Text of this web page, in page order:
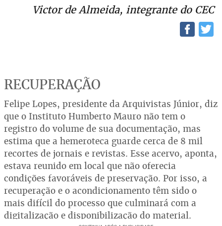
Victor de Almeida, integrante do CEC
RECUPERAÇÃO
Felipe Lopes, presidente da Arquivistas Júnior, diz
que o Instituto Humberto Mauro não tem o
registro do volume de sua documentação, mas
estima que a hemeroteca guarde cerca de 8 mil
recortes de jornais e revistas. Esse acervo, aponta,
estava reunido em local que não oferecia
condições favoráveis de preservação. Por isso, a
recuperação e o acondicionamento têm sido o
mais difícil do processo que culminará com a
digitalização e disponibilização do material.